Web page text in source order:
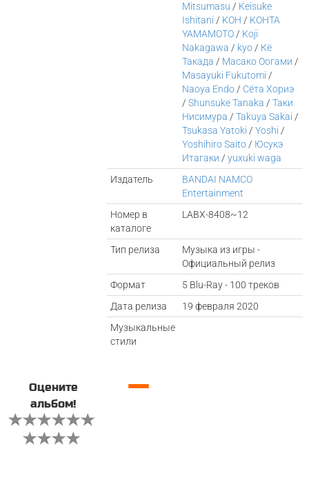
Mitsumasu / Keisuke
Ishitani / KOH / KOHTA
YAMAMOTO / Koji
Nakagawa / kyo / Кё
Такада / Масако Оогами /
Masayuki Fukutomi /
Naoya Endo / Сёта Хориэ
/Shunsuke Tanaka /Таки
Нисимура /Takuya Sakai /
Tsukasa Yatoki /Yoshi /
Yoshihiro Saito / Юсукэ
Итагаки /yuxuki waga
Издатель
BANDAI NAMCO
Entertainment
Номер в
каталоге
LABX-8408~12
Тип релиза
Музыка из игры -
Официальный релиз
Формат
5 Blu-Ray - 100 треков
Дата релиза
19 февраля 2020
Музыкальные
стили
Оцените
альбом!
—